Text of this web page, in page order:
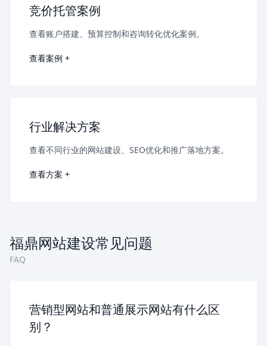
竞价托管案例
查看账户搭建、预算控制和咨询转化优化案例。
查看案例 +
行业解决方案
查看不同行业的网站建设、SEO优化和推广落地方案。
查看方案 +
福鼎网站建设常见问题
FAQ
营销型网站和普通展示网站有什么区
别？